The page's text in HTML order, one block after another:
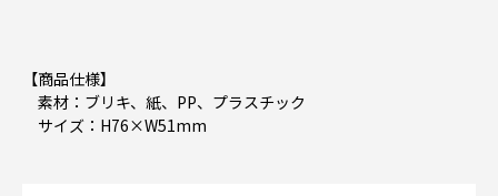
【商品仕様】
素材：ブリキ、紙、PP、プラスチック
サイズ：H76×W51mm